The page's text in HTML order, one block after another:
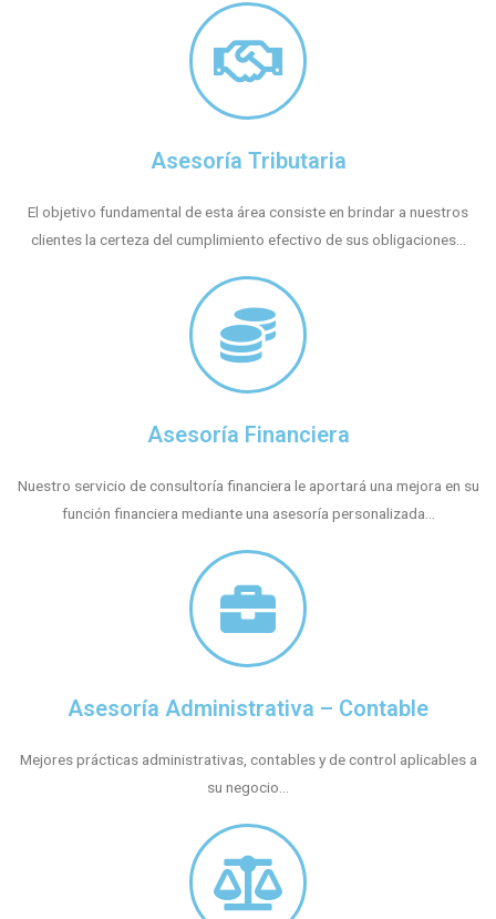
Asesoría Tributaria
El objetivo fundamental de esta área consiste en brindar a nuestros
clientes la certeza del cumplimiento efectivo de sus obligaciones...
Asesoría Financiera
Nuestro servicio de consultoría financiera le aportará una mejora en su
función financiera mediante una asesoría personalizada...
Asesoría Administrativa – Contable
Mejores prácticas administrativas, contables y de control aplicables a
su negocio...